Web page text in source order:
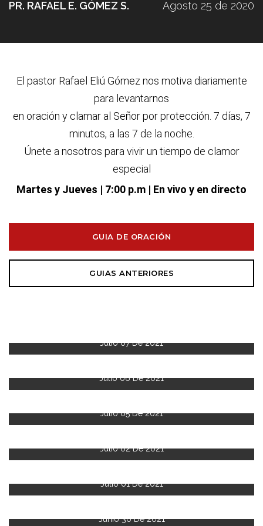
PR. RAFAEL E. GÓMEZ S. Agosto 25 de 2020
El pastor Rafael Eliú Gómez nos motiva diariamente
para levantarnos
en oración y clamar al Señor por protección. 7 días, 7
minutos, a las 7 de la noche.
Únete a nosotros para vivir un tiempo de clamor
especial
Martes y Jueves | 7:00 p.m | En vivo y en directo
GUIA DE ORACIÓN
GUIAS ANTERIORES
Julio 07 De 2021
Julio 06 De 2021
Julio 05 De 2021
Julio 02 De 2021
Julio 01 De 2021
Junio 30 De 2021